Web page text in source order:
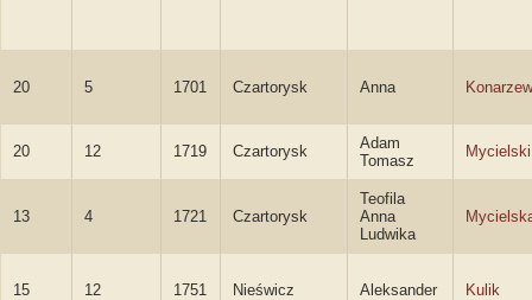
20 5 1701 Czartorysk Anna
20 12 1719 Czartorysk
Adam
Tomasz
Mycielski
13 4 1721 Czartorysk
Teofila
Anna
Ludwika
15 12 1751 Nieświcz Aleksander Kulik